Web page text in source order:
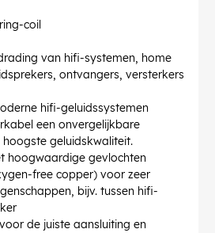
coil
van hifi-systemen, home
ontvangers, versterkers
hifi-geluidssystemen
een onvergelijkbare
geluidskwaliteit.
hoogwaardige gevlochten
free copper) voor zeer
bijv. tussen hifi-
de juiste aansluiting en